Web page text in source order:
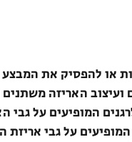
או להפסיק את
ועיצוב האריזה
המופיעים על גבי
על גבי אריזת